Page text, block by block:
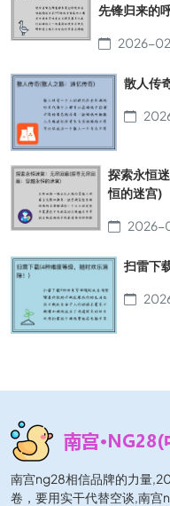
先锋归来的
2026-
散人传
探索永恒
恒的迷宫)
2026-
扫雷下
南宫ng28相信品牌的力量
卷，要用实干代替空谈,南宫